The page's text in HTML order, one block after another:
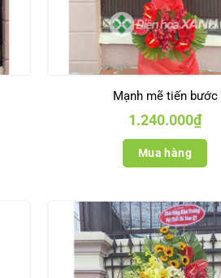
Mạnh mẽ tiến bước
1.240.000₫
Mua hàng